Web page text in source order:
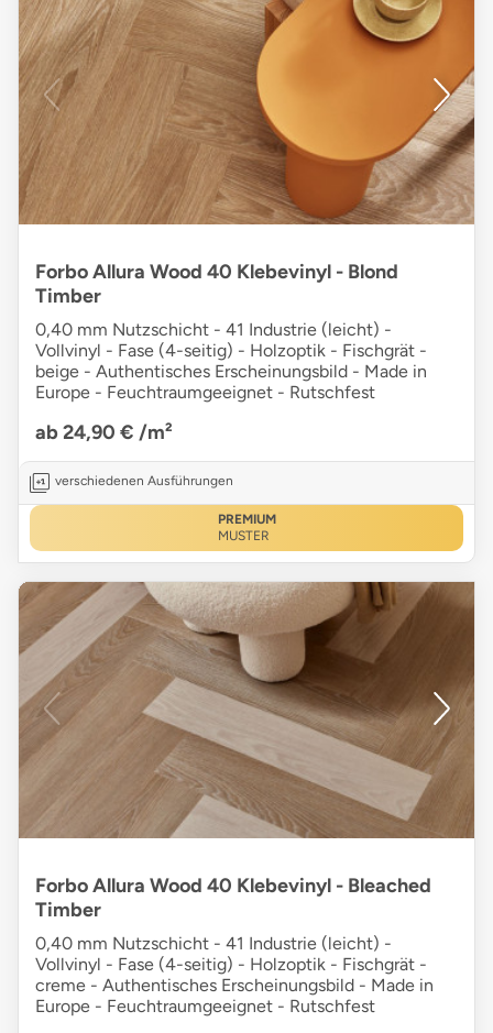
Forbo Allura Wood 40 Klebevinyl - Blond
Timber
0,40 mm Nutzschicht - 41 Industrie (leicht) -
Vollvinyl - Fase (4-seitig) - Holzoptik - Fischgrät -
beige - Authentisches Erscheinungsbild - Made in
Europe - Feuchtraumgeeignet - Rutschfest
ab 24,90 € /m²
verschiedenen Ausführungen
PREMIUM
MUSTER
Forbo Allura Wood 40 Klebevinyl - Bleached
Timber
0,40 mm Nutzschicht - 41 Industrie (leicht) -
Vollvinyl - Fase (4-seitig) - Holzoptik - Fischgrät -
creme - Authentisches Erscheinungsbild - Made in
Europe - Feuchtraumgeeignet - Rutschfest